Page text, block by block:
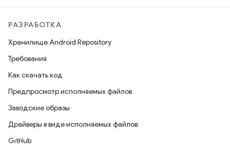
РАЗРАБОТКА
Хранилище Android Repository
Требования
Как скачать код
Предпросмотр исполняемых файлов
Заводские образы
Драйверы в виде исполняемых файлов
GitHub